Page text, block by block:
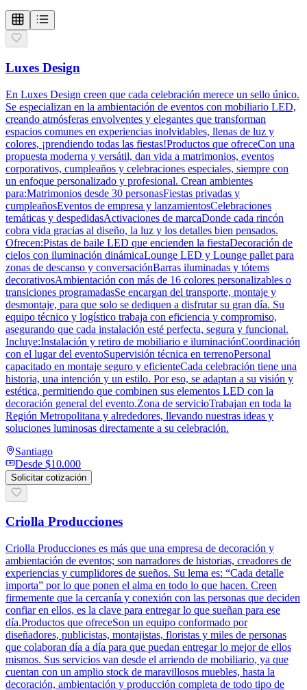
Luxes Design
En Luxes Design creen que cada celebración merece un sello único.
Se especializan en la ambientación de eventos con mobiliario LED,
creando atmósferas envolventes y elegantes que transforman
espacios comunes en experiencias inolvidables, llenas de luz y
colores, ¡prendiendo todas las fiestas!Productos que ofreceCon una
propuesta moderna y versátil, dan vida a matrimonios, eventos
corporativos, cumpleaños y celebraciones especiales, siempre con
un enfoque personalizado y profesional. Crean ambientes
para:Matrimonios desde 30 personasFiestas privadas y
cumpleañosEventos de empresa y lanzamientosCelebraciones
temáticas y despedidasActivaciones de marcaDonde cada rincón
cobra vida gracias al diseño, la luz y los detalles bien pensados.
Ofrecen:Pistas de baile LED que encienden la fiestaDecoración de
cielos con iluminación dinámicaLounge LED y Lounge pallet para
zonas de descanso y conversaciónBarras iluminadas y tótems
decorativosAmbientación con más de 16 colores personalizables o
transiciones programadasSe encargan del transporte, montaje y
desmontaje, para que solo se dediquen a disfrutar su gran día. Su
equipo técnico y logístico trabaja con eficiencia y compromiso,
asegurando que cada instalación esté perfecta, segura y funcional.
Incluye:Instalación y retiro de mobiliario e iluminaciónCoordinación
con el lugar del eventoSupervisión técnica en terrenoPersonal
capacitado en montaje seguro y eficienteCada celebración tiene una
historia, una intención y un estilo. Por eso, se adaptan a su visión y
estética, permitiendo que combinen sus elementos LED con la
decoración general del evento.Zona de servicioTrabajan en toda la
Región Metropolitana y alrededores, llevando nuestras ideas y
soluciones luminosas directamente a su celebración.
Santiago
Desde $10.000
Solicitar cotización
Criolla Producciones
Criolla Producciones es más que una empresa de decoración y
ambientación de eventos; son narradores de historias, creadores de
experiencias y cumplidores de sueños. Su lema es: “Cada detalle
importa” por lo que ponen el alma en todo lo que hacen. Creen
firmemente que la cercanía y conexión con las personas que deciden
confiar en ellos, es la clave para entregar lo que sueñan para ese
día.Productos que ofreceSon un equipo conformado por
diseñadores, publicistas, montajistas, floristas y miles de personas
que colaboran día a día para que puedan entregar lo mejor de ellos
mismos. Sus servicios van desde el arriendo de mobiliario, ya que
cuentan con un amplio stock de maravillosos muebles, hasta la
decoración, ambientación y producción completa de todo tipo de